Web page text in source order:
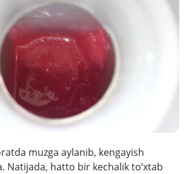
muzga aylanib, kengayish
Natijada, hatto bir kechalik to‘xtab